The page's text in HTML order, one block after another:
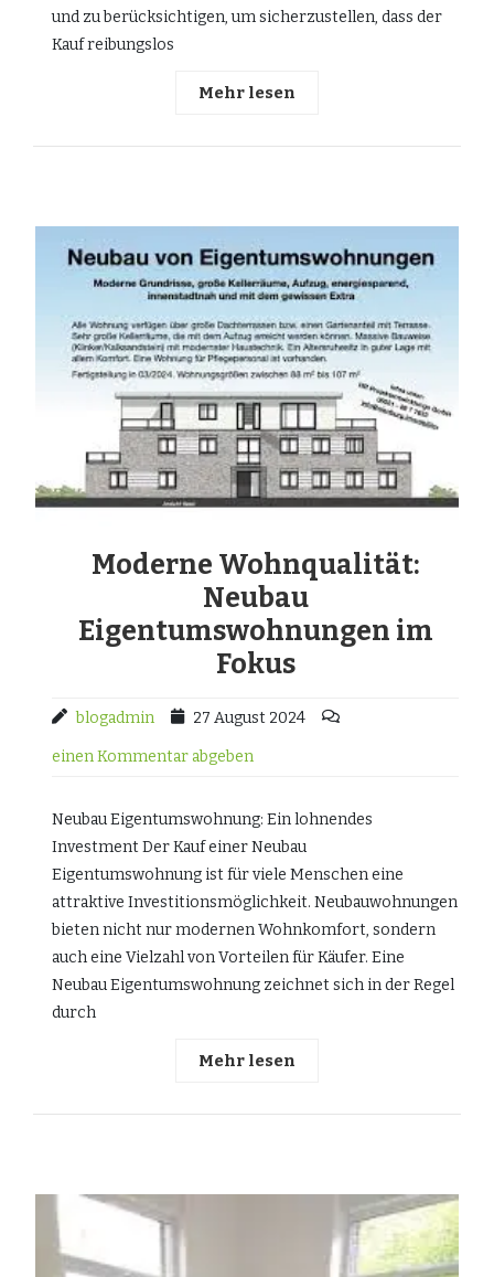
und zu berücksichtigen, um sicherzustellen, dass der
Kauf reibungslos
Mehr lesen
Moderne Wohnqualität:
Neubau
Eigentumswohnungen im
Fokus
blogadmin 27 August 2024
einen Kommentar abgeben
Neubau Eigentumswohnung: Ein lohnendes
Investment Der Kauf einer Neubau
Eigentumswohnung ist für viele Menschen eine
attraktive Investitionsmöglichkeit. Neubauwohnungen
bieten nicht nur modernen Wohnkomfort, sondern
auch eine Vielzahl von Vorteilen für Käufer. Eine
Neubau Eigentumswohnung zeichnet sich in der Regel
durch
Mehr lesen